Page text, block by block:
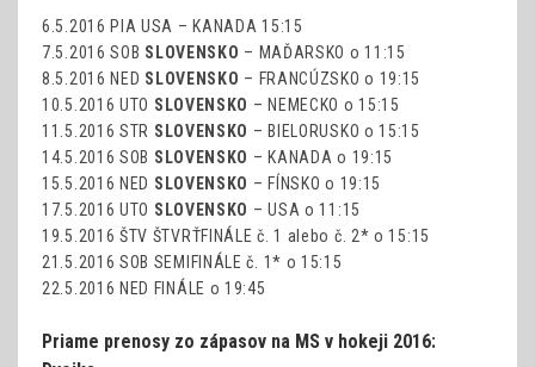
6.5.2016 PIA USA – KANADA 15:15
7.5.2016 SOB SLOVENSKO – MAĎARSKO o 11:15
8.5.2016 NED SLOVENSKO – FRANCÚZSKO o 19:15
10.5.2016 UTO SLOVENSKO – NEMECKO o 15:15
11.5.2016 STR SLOVENSKO – BIELORUSKO o 15:15
14.5.2016 SOB SLOVENSKO – KANADA o 19:15
15.5.2016 NED SLOVENSKO – FÍNSKO o 19:15
17.5.2016 UTO SLOVENSKO – USA o 11:15
19.5.2016 ŠTV ŠTVRŤFINÁLE č. 1 alebo č. 2* o 15:15
21.5.2016 SOB SEMIFINÁLE č. 1* o 15:15
22.5.2016 NED FINÁLE o 19:45
Priame prenosy zo zápasov na MS v hokeji 2016: